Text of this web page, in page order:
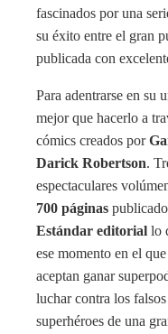
fascinados por una
su éxito entre el gran
publicada con
Para adentrarse en su
mejor que hacerlo a
cómics creados por
Darick Robertson.
espectaculares
700 páginas
Estándar editorial lo
ese momento en el
aceptan ganar
luchar contra los
superhéroes de una